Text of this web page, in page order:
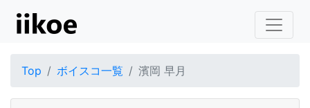
Top ボイスコ一覧 濱岡 早月